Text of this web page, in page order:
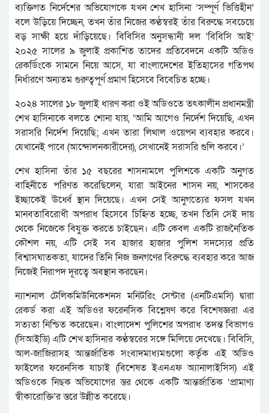
ব্যক্তিগত নির্দেশের অভিযোগকে যখন শেখ হাসিনা ‘সম্পূর্ণ ভিত্তিহীন’
বলে উড়িয়ে দিচ্ছেন, তখন তাঁর নিজের কণ্ঠস্বরই তাঁর বিরুদ্ধে সবচেয়ে
বড় সাক্ষী হয়ে দাঁড়িয়েছে। বিবিসির অনুসন্ধানী দল ‘বিবিসি আই’
২০২৫ সালের ৯ জুলাই প্রকাশিত তাদের প্রতিবেদনে একটি অডিও
রেকর্ডিংকে সামনে নিয়ে আসে, যা বাংলাদেশের ইতিহাসের গতিপথ
নির্ধারণে অন্যতম গুরুত্বপূর্ণ প্রমাণ হিসেবে বিবেচিত হচ্ছে।
২০২৪ সালের ১৮ জুলাই ধারণ করা ওই অডিওতে তৎকালীন প্রধানমন্ত্রী
শেখ হাসিনাকে বলতে শোনা যায়, ‘আমি আগেও নির্দেশ দিয়েছি, এখন
সরাসরি নির্দেশ দিয়েছি; এখন তারা লিথাল ওয়েপন ব্যবহার করবে।
যেখানেই পাবে (আন্দোলনকারীদের), সেখানেই সরাসরি গুলি করবে।’
শেখ হাসিনা তাঁর ১৫ বছরের শাসনামলে পুলিশকে একটি অনুগত
বাহিনীতে পরিণত করেছিলেন, যারা আইনের শাসন নয়, শাসকের
ইচ্ছাকেই ঊর্ধ্বে স্থান দিয়েছে। এখন সেই আনুগত্যের ফসল যখন
মানবতাবিরোধী অপরাধ হিসেবে চিহ্নিত হচ্ছে, তখন তিনি সেই দায়
থেকে নিজেকে বিযুক্ত করতে চাইছেন। এটি কেবল একটি রাজনৈতিক
কৌশল নয়, এটি সেই সব হাজার হাজার পুলিশ সদস্যের প্রতি
বিশ্বাসঘাতকতা, যাদের তিনি নিজ জনগণের বিরুদ্ধে ব্যবহার করে আজ
নিজেই নিরাপদ দূরত্বে অবস্থান করছেন।
ন্যাশনাল টেলিকমিউনিকেশনস মনিটরিং সেন্টার (এনটিএমসি) দ্বারা
রেকর্ড করা এই অডিওর ফরেনসিক বিশ্লেষণ করে বিশেষজ্ঞরা এর
সত্যতা নিশ্চিত করেছেন। বাংলাদেশ পুলিশের অপরাধ তদন্ত বিভাগও
(সিআইডি) এটি শেখ হাসিনার কণ্ঠস্বরের সঙ্গে মিলিয়ে দেখেছে। বিবিসি,
আল-জাজিরাসহ আন্তর্জাতিক সংবাদমাধ্যমগুলো কর্তৃক এই অডিও
ফাইলের ফরেনসিক যাচাই (বিশেষত ইএনএফ অ্যানালাইসিস) এই
অডিওকে নিছক অভিযোগের স্তর থেকে একটি আন্তর্জাতিক ‘প্রামাণ্য
স্বীকারোক্তি’র স্তরে উন্নীত করেছে।